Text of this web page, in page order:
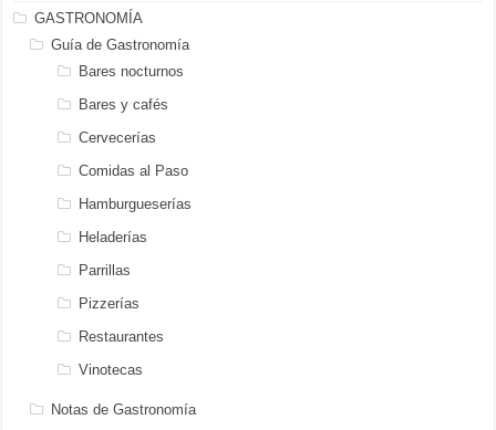
GASTRONOMÍA
Guía de Gastronomía
Bares nocturnos
Bares y cafés
Cervecerías
Comidas al Paso
Hamburgueserías
Heladerías
Parrillas
Pizzerías
Restaurantes
Vinotecas
Notas de Gastronomía